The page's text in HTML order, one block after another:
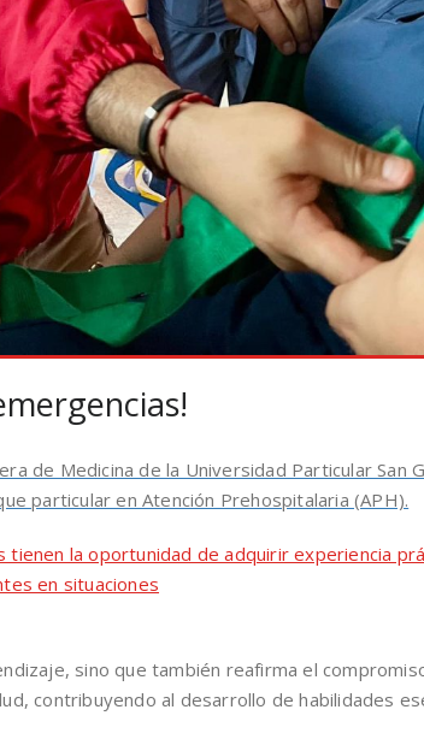
de Medicina de la Universidad Particular
particular en Atención Prehospitalaria (APH).
la oportunidad de adquirir experiencia
en situaciones
sino que también reafirma el
contribuyendo al desarrollo de habilidades